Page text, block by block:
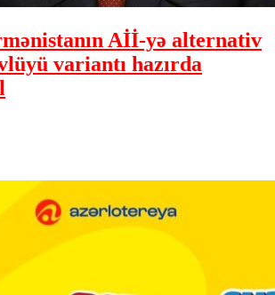
Aİİ-yə alternativ
variantı hazırda